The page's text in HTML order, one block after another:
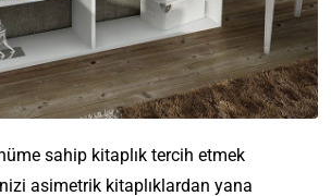
sahip kitaplık tercih etmek
asimetrik kitaplıklardan yana